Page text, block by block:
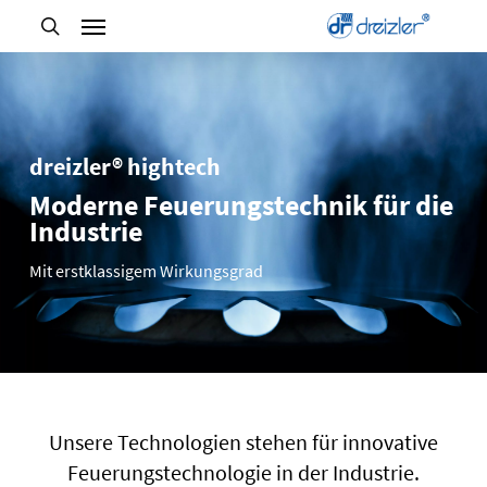
content
dreizler® hightech
Moderne Feuerungstechnik für die
Industrie
Mit erstklassigem Wirkungsgrad
Unsere Technologien stehen für innovative
Feuerungstechnologie in der Industrie.